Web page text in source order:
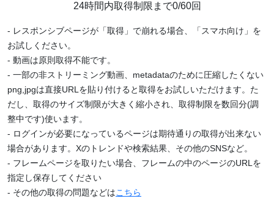
24時間内取得制限まで0/60回
- レスポンシブページが「取得」で崩れる場合、「スマホ向け」を
お試しください。
- 動画は原則取得不能です。
- 一部の非ストリーミング動画、metadataのために圧縮したくない
png,jpgは直接URLを貼り付けると取得をお試しいただけます。た
だし、取得のサイズ制限が大きく縮小され、取得制限を数回分(調
整中です)使います。
- ログインが必要になっているページは期待通りの取得が出来ない
場合があります。Xのトレンドや検索結果、その他のSNSなど。
- フレームページを取りたい場合、フレームの中のページのURLを
指定し保存してください
- その他の取得の問題などはこちら